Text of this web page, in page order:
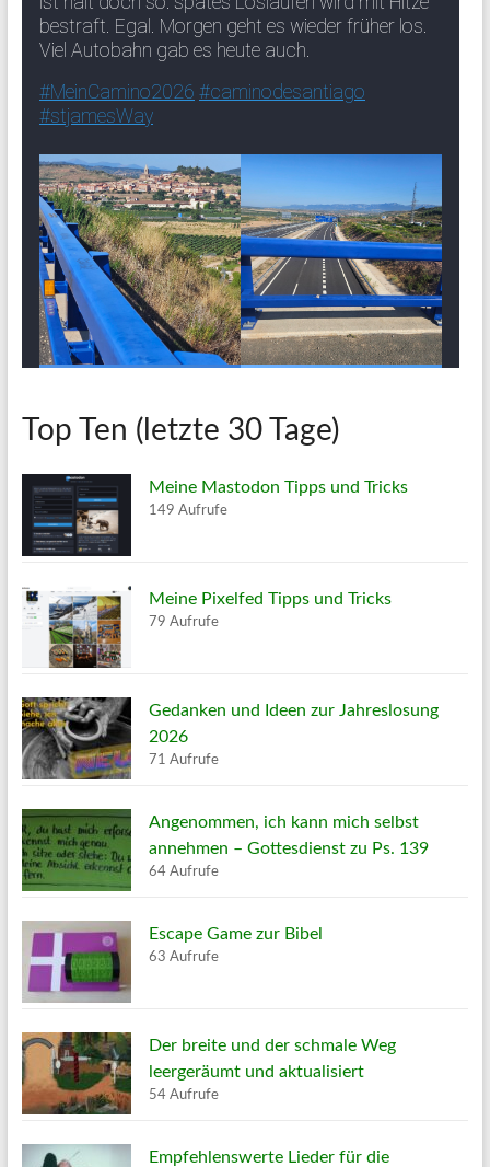
Top Ten (letzte 30 Tage)
Meine Mastodon Tipps und Tricks
149 Aufrufe
Meine Pixelfed Tipps und Tricks
79 Aufrufe
Gedanken und Ideen zur Jahreslosung
2026
71 Aufrufe
Angenommen, ich kann mich selbst
annehmen – Gottesdienst zu Ps. 139
64 Aufrufe
Escape Game zur Bibel
63 Aufrufe
Der breite und der schmale Weg
leergeräumt und aktualisiert
54 Aufrufe
Empfehlenswerte Lieder für die